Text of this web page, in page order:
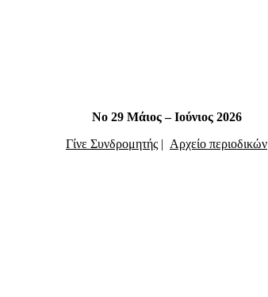
Νο 29 Μάιος – Ιούνιος 2026
Γίνε Συνδρομητής | Αρχείο περιοδικών